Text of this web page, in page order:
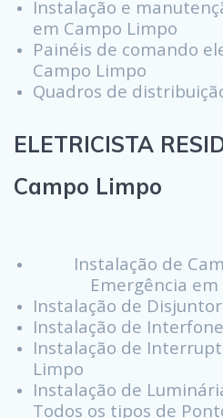
Instalação e
em Campo Limpo
Painéis de comando
Campo Limpo
Quadros de
ELETRICISTA
Campo Limpo
Instalação de
Emergência
Instalação de
Instalação de
Instalação de
Limpo
Instalação de
Todos os tipos de